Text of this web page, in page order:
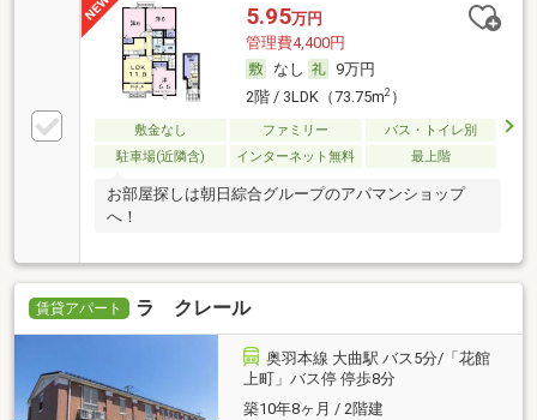
5.95万円
管理費4,400円
なし
9万円
2階 / 3LDK（73.75m2）
敷金なし ファミリー
バス・トイレ別
駐車場(近隣含)
インターネット無料 最上階
お部屋探しは朝日綜合グループのアパマンショップ
へ！
賃貸アパート ラ クレール
奥羽本線 大曲駅 バス5分/「花館
上町」バス停 停歩8分
築10年8ヶ月 / 2階建